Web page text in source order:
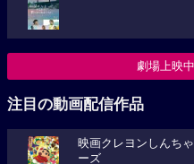
劇場上映
注目の動画配信作品
映画クレヨンしんち
ーズ